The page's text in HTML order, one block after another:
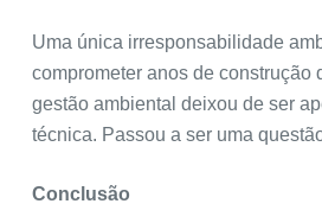
Uma única irresponsabilidade
comprometer anos de construção
gestão ambiental deixou de ser
técnica. Passou a ser uma
Conclusão